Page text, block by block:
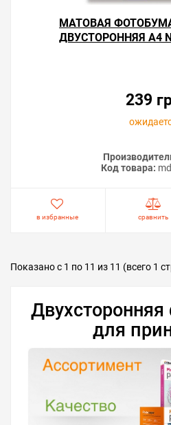
МАТОВАЯ
ДВУСТОРОННЯЯ А4
239
Код товара:
в избранные сравнить
Показано с 1 по 11 из 11 (всего 1
для